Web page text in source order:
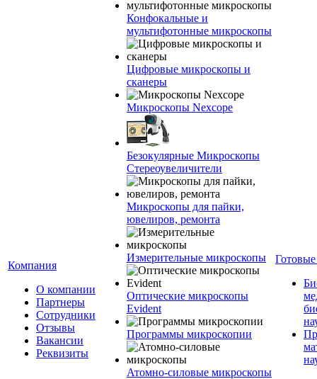
Компания
О компании
Партнеры
Сотрудники
Отзывы
Вакансии
Реквизиты
Конфокальные и
мультифотонные микроскопы
Цифровые микроскопы и
сканеры
Микроскопы Nexcope
Безокулярные Микроскопы
Стереоувеличители
Микроскопы для пайки,
ювелиров, ремонта
Измерительные микроскопы
Оптические микроскопы
Evident
Программы микроскопии
Атомно-силовые микроскопы